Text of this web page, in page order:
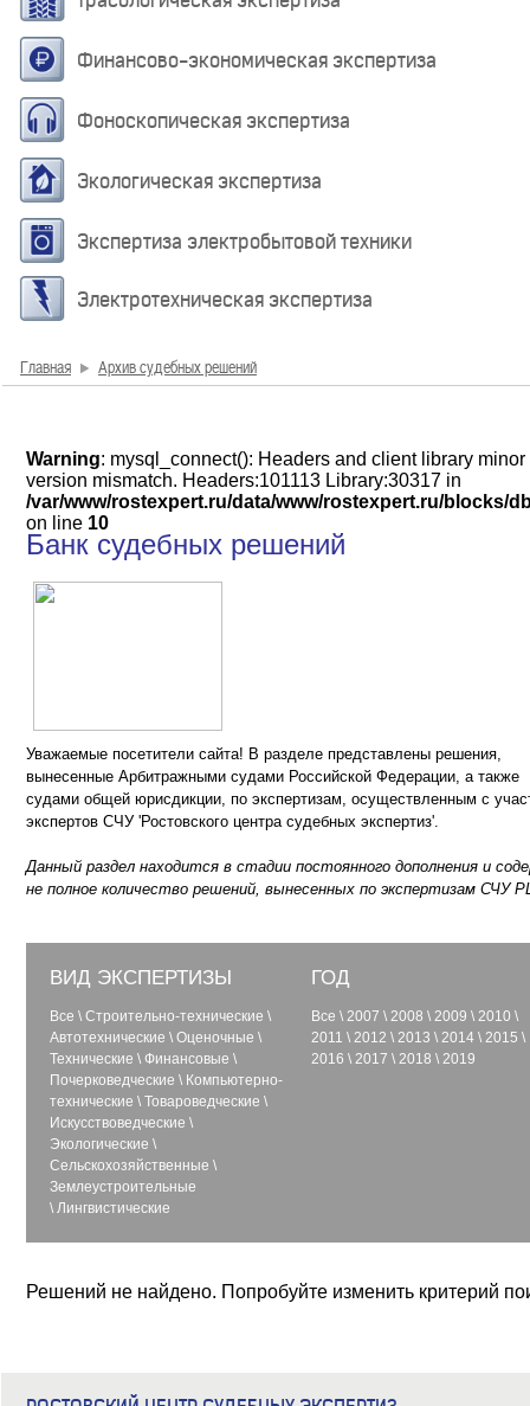
Финансово-экономическая экспертиза
Фоноскопическая экспертиза
Экологическая экспертиза
Экспертиза электробытовой техники
Электротехническая экспертиза
Главная Архив судебных решений
Warning: mysql_connect(): Headers and client library minor
version mismatch. Headers:101113 Library:30317 in
/var/www/rostexpert.ru/data/www/rostexpert.ru/blocks/
on line 10
Банк судебных решений
Уважаемые посетители сайта! В разделе представлены решения,
вынесенные Арбитражными судами Российской Федерации, а также
судами общей юрисдикции, по экспертизам, осуществленным с
экспертов СЧУ 'Ростовского центра судебных экспертиз'.
Данный раздел находится в стадии постоянного дополнения и
не полное количество решений, вынесенных по экспертизам СЧУ
ВИД ЭКСПЕРТИЗЫ
Все \ Строительно-технические \
Автотехнические \ Оценочные \
Технические \ Финансовые \
Почерковедческие \ Компьютерно-
технические \ Товароведческие \
Искусствоведческие \
Экологические \
Сельскохозяйственные \
Землеустроительные
\ Лингвистические
ГОД
Все \ 2007 \ 2008 \ 2009 \ 2010 \
2011 \ 2012 \ 2013 \ 2014 \ 2015 \
2016 \ 2017 \ 2018 \ 2019
Решений не найдено. Попробуйте изменить критерий